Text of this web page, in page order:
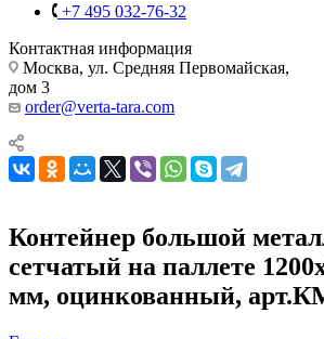
+7 495 032-76-32
Контактная информация
Москва, ул. Средняя Первомайская,
дом 3
order@verta-tara.com
Контейнер большой
сетчатый на паллете
мм, оцинкованный,